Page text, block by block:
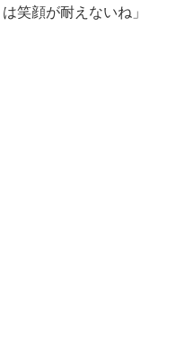
笑顔が耐えないね」